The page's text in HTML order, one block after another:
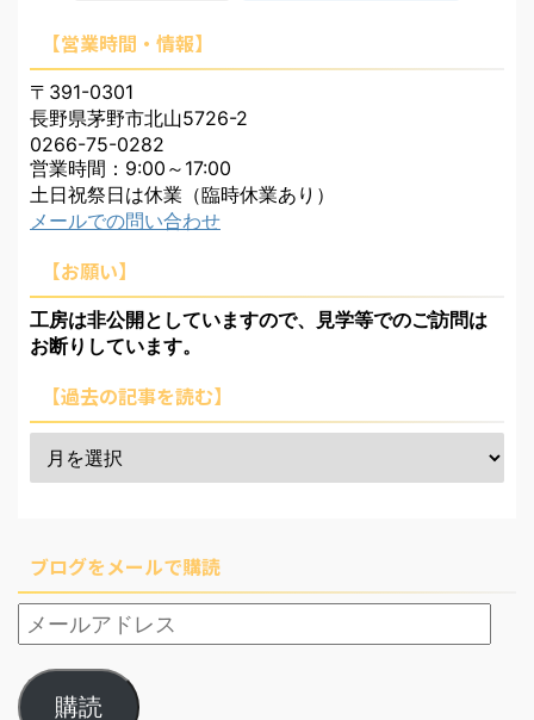
【営業時間・情報】
〒391-0301
長野県茅野市北山5726-2
0266-75-0282
営業時間：9:00～17:00
土日祝祭日は休業（臨時休業あり）
メールでの問い合わせ
【お願い】
工房は非公開としていますので、見学等でのご訪問は
お断りしています。
【過去の記事を読む】
ブログをメールで購読
購読